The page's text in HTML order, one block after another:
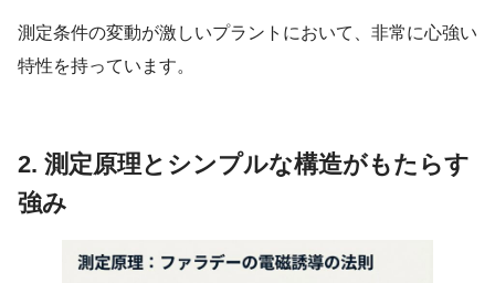
測定条件の変動が激しいプラントにおいて、非常に心強い
特性を持っています。
2. 測定原理とシンプルな構造がもたらす
強み